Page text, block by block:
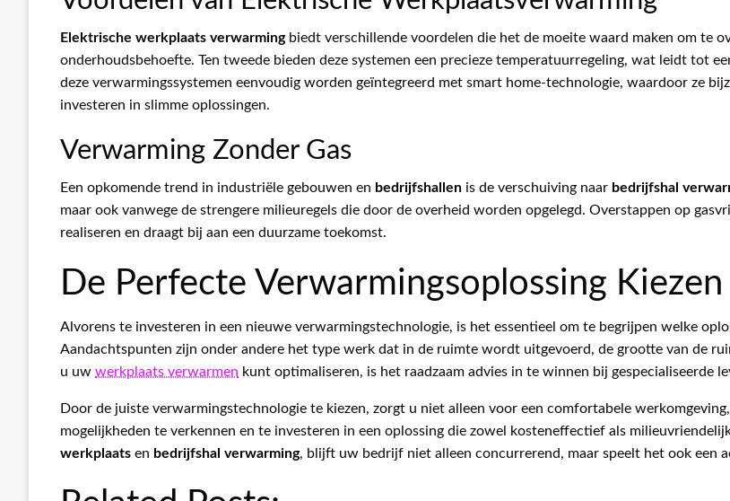
Elektrische werkplaats verwarmingbiedt verschillende voordelen die het de moeite waard maken om te
onderhoudsbehoefte. Ten tweede bieden deze systemen een precieze temperatuurregeling, wat leidt tot
deze verwarmingssystemen eenvoudig worden geïntegreerd met smart home-technologie, waardoor ze
investeren in slimme oplossingen.
Verwarming Zonder Gas
Een opkomende trend in industriële gebouwen en bedrijfshallen is de verschuiving naar bedrijfshal
maar ook vanwege de strengere milieuregels die door de overheid worden opgelegd. Overstappen op
realiseren en draagt bij aan een duurzame toekomst.
De Perfecte Verwarmingsoplossing Kiezen
Alvorens te investeren in een nieuwe verwarmingstechnologie, is het essentieel om te begrijpen welke
Aandachtspunten zijn onder andere het type werk dat in de ruimte wordt uitgevoerd, de grootte van de
u uw werkplaats verwarmen kunt optimaliseren, is het raadzaam advies in te winnen bij gespecialiseerde
Door de juiste verwarmingstechnologie te kiezen, zorgt u niet alleen voor een comfortabele
mogelijkheden te verkennen en te investeren in een oplossing die zowel kosteneffectief als
werkplaats en bedrijfshal verwarming, blijft uw bedrijf niet alleen concurrerend, maar speelt het ook een